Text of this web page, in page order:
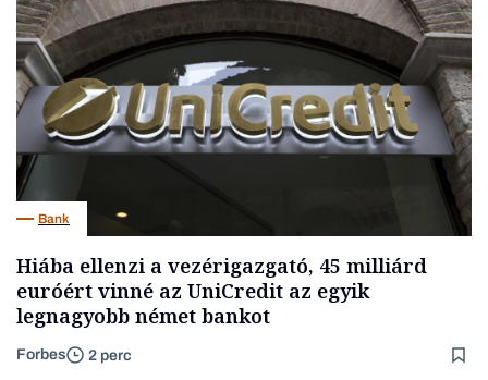
Bank
Hiába ellenzi a vezérigazgató, 45 milliárd
euróért vinné az UniCredit az egyik
legnagyobb német bankot
Forbes 2 perc